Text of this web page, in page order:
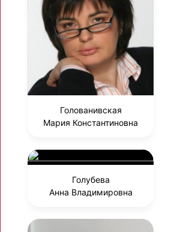
Голованивская
Мария Константиновна
Голубева
Анна Владимировна